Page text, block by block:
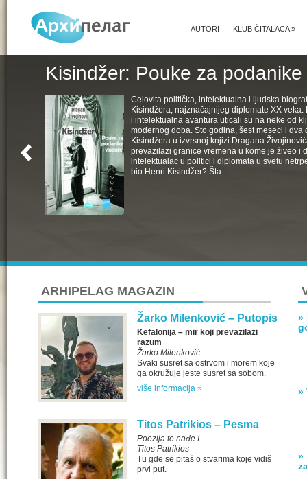
KLUB ČITALACA»
AUTORI
Kisindžer: Pouke za
Celovita politička, intelektualna i ljudska
Kisindžera, najznačajnijeg diplomate XX
i intelektualna avantura uticali su na neke od
modernog doba. Sto godina, šest meseci i dva
Kisindžera u izvrsnoj knjizi Dragana
prevazilazi granice vremena u kome je živeo i
intelektualac u politici i diplomata u svetu
bio Henri Kisindžer? Šta...
ARHIPELAG MAGAZIN
Žarko Milenković – Putopis
Kefalonija – mir koji prevazilazi
razum
Žarko Milenković
Svaki susret sa ostrvom i morem koje
ga okružuje jeste susret sa sobom.
više informacija »
Titos Patrikios – Pesma
Poezija te nađe I
Titos Patrikios
Tu gde se pitaš o stvarima koje vidiš
prvi put.
»
»
»